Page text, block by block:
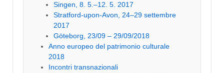
Singen, 8. 5.–12. 5. 2017
Stratford-upon-Avon, 24–29 settembre
2017
Göteborg, 23/09 – 29/09/2018
Anno europeo del patrimonio culturale
2018
Incontri transnazionali